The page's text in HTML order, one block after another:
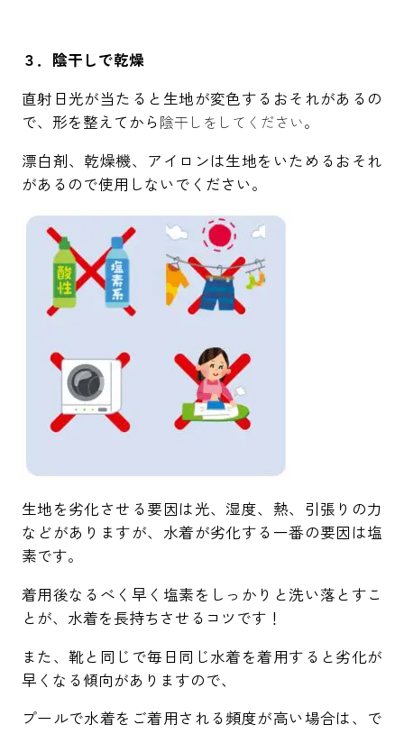
３．陰干しで乾燥
直射日光が当たると生地が変色するおそれがあるの
で、形を整えてから 陰干しをしてください。
漂白剤、乾燥機、アイロンは生地をいためるおそれ
があるので使用しないでください。
生地を劣化させる要因は光、湿度、熱、引張りの力
などがありますが、水着が劣化する一番の要因は塩
素です。
着用後なるべく早く塩素をしっかりと洗い落とすこ
とが、水着を長持ちさせるコツです！
また、靴と同じで毎日同じ水着を着用すると劣化が
早くなる傾向がありますので、
プールで水着をご着用される頻度が高い場合は、で